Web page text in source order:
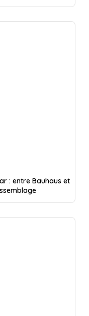
: entre Bauhaus et